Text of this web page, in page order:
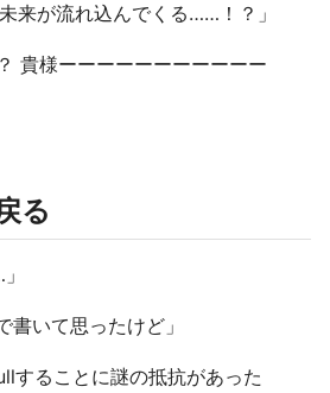
が流れ込んでくる……！？」
貴様ーーーーーーーーーーー
る
いて思ったけど」
することに謎の抵抗があった